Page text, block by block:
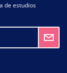
de estudios